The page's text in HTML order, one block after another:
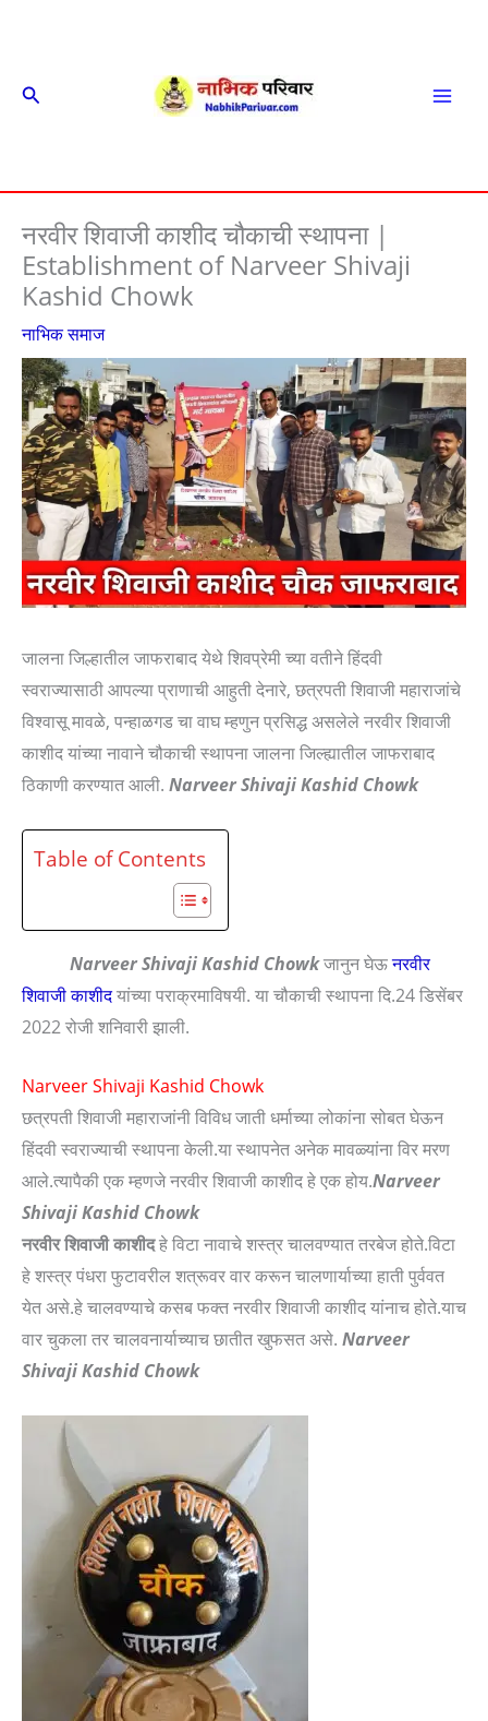
Search
नरवीर शिवाजी काशीद चौकाची स्थापना |
Establishment of Narveer Shivaji
Kashid Chowk
नाभिक समाज
जालना जिल्हातील जाफराबाद येथे शिवप्रेमी च्या वतीने हिंदवी
स्वराज्यासाठी आपल्या प्राणाची आहुती देनारे, छत्रपती शिवाजी महाराजांचे
विश्वासू मावळे, पन्हाळगड चा वाघ म्हणुन प्रसिद्ध असलेले नरवीर शिवाजी
काशीद यांच्या नावाने चौकाची स्थापना जालना जिल्ह्यातील जाफराबाद
ठिकाणी करण्यात आली. Narveer Shivaji Kashid Chowk
Table of Contents
Narveer Shivaji Kashid Chowkजानुन घेऊनरवीर
शिवाजी काशीदयांच्या पराक्रमाविषयी. या चौकाची स्थापना दि.24 डिसेंबर
2022 रोजी शनिवारी झाली.
Narveer Shivaji Kashid Chowk
छत्रपती शिवाजी महाराजांनी विविध जाती धर्माच्या लोकांना सोबत घेऊन
हिंदवी स्वराज्याची स्थापना केली.या स्थापनेत अनेक मावळ्यांना विर मरण
आले.त्यापैकी एक म्हणजे नरवीर शिवाजी काशीद हे एक होय.Narveer
Shivaji Kashid Chowk
नरवीर शिवाजी काशीदहे विटा नावाचे शस्त्र चालवण्यात तरबेज होते.विटा
हे शस्त्र पंधरा फुटावरील शत्रूवर वार करून चालणार्याच्या हाती पुर्ववत
येत असे.हे चालवण्याचे कसब फक्त नरवीर शिवाजी काशीद यांनाच होते.याच
वार चुकला तर चालवनार्याच्याच छातीत खुफसत असे. Narveer
Shivaji Kashid Chowk